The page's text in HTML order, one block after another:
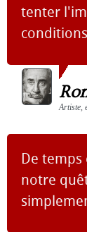
tenter
Artiste,
De
notre